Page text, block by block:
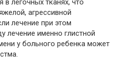
в легочных тканях, что
агрессивной
лечение при этом
лечение именно глистной
у больного ребенка может